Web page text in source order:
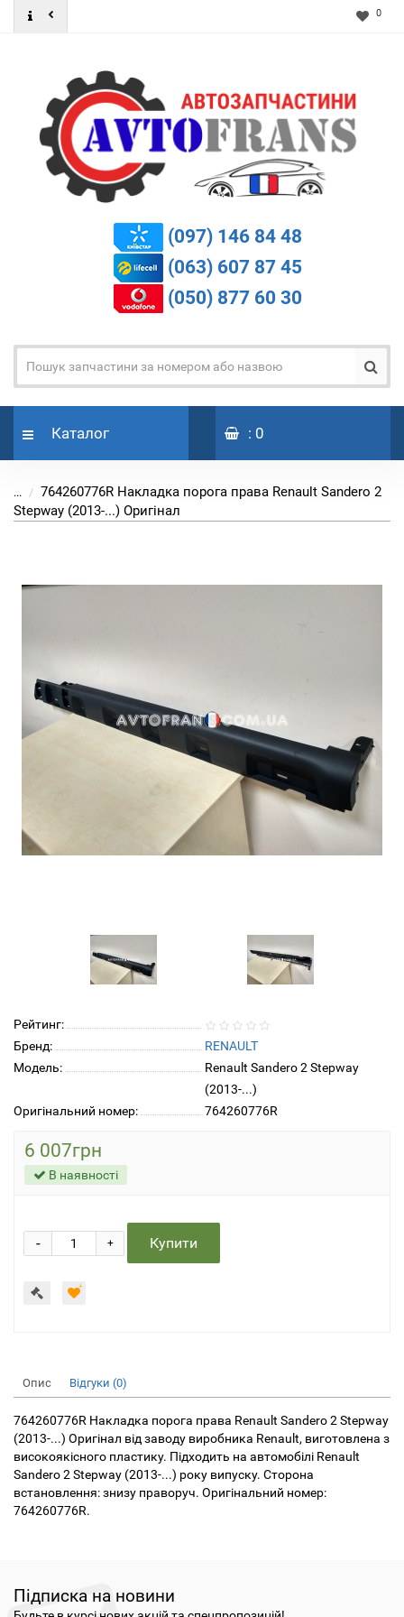
0
(097) 146 84 48
(063) 607 87 45
(050) 877 60 30
Каталог : 0
...
764260776R Накладка порога права Renault Sandero 2
Stepway (2013-...) Оригінал
Рейтинг:
Бренд:
RENAULT
Модель:
Renault Sandero 2 Stepway
(2013-...)
Оригінальний номер:
764260776R
6 007грн
В наявності
+
- Купити
Опис Відгуки (0)
764260776R Накладка порога права Renault Sandero 2 Stepway
(2013-...) Оригінал від заводу виробника Renault, виготовлена з
високоякісного пластику. Підходить на автомобілі Renault
Sandero 2 Stepway (2013-...) року випуску. Сторона
встановлення: знизу праворуч. Оригінальний номер:
764260776R.
Підписка на новини